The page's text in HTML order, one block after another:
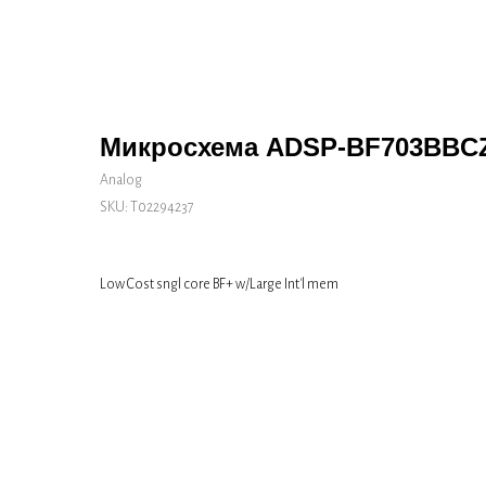
Микросхема ADSP-
Analog
SKU:
Т02294237
Low Cost sngl core BF+ w/Large Int'l mem